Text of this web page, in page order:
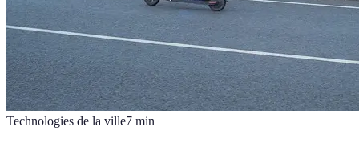
Technologies de la ville7 min